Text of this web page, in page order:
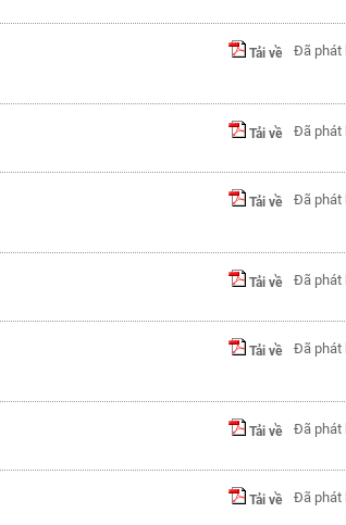
Tải về Đã phát
Tải về Đã phát
Tải về Đã phát
Tải về Đã phát
Tải về Đã phát
Tải về Đã phát
Tải về Đã phát